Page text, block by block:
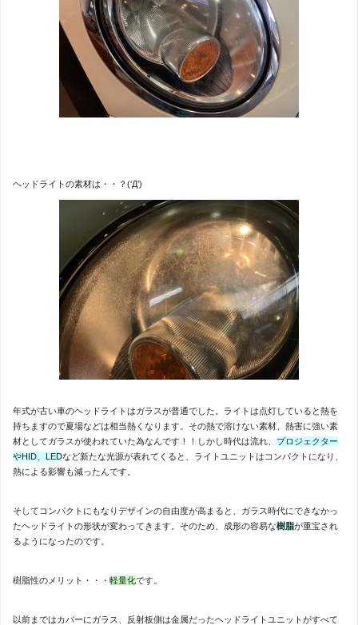
ヘッドライトの素材は・・？(‘Д’)
年式が古い車のヘッドライトはガラスが普通でした。ライトは点灯していると熱を
持ちますので夏場などは相当熱くなります。その熱で溶けない素材、熱害に強い素
材としてガラスが使われていた為なんです！！しかし時代は流れ、 プロジェクター
やHID、LEDなど新たな光源が表れてくると、ライトユニットはコンパクトになり、
熱による影響も減ったんです。
そしてコンパクトにもなりデザインの自由度が高まると、ガラス時代にできなかっ
たヘッドライトの形状が変わってきます。そのため、成形の容易な樹脂が重宝され
るようになったのです。
樹脂性のメリット・・・ 軽量化です。
以前まではカバーにガラス、反射板側は金属だったヘッドライトユニットがすべて